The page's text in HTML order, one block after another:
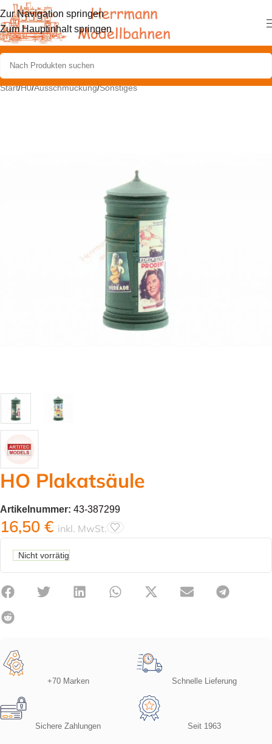
Zur Navigation springen
Zum Hauptinhalt springen
Start/H0/Ausschmückung/Sonstiges
HO Plakatsäule
Artikelnummer: 43-387299
16,50 € inkl. MwSt.
Nicht vorrätig
+70 Marken Schnelle Lieferung
Sichere Zahlungen Seit 1963